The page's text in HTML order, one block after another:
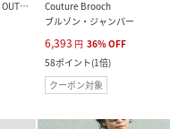
UNITED ARROWS LTD. OUTLET
Couture Brooch
ブルゾン・ジャンパー
6,393 円 36%OFF
58ポイント(1倍)
クーポン対象